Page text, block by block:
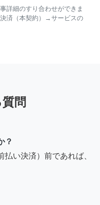
詳細のすり合わせができま
済（本契約）→サービスの
問
？
い決済）前であれば、